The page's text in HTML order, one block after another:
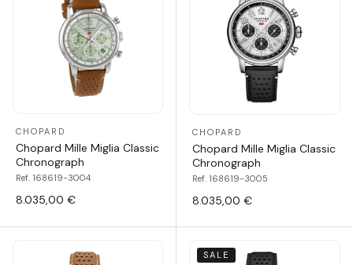
CHOPARD
Chopard Mille Miglia Classic
Chronograph
Ref. 168619-3004
8.035,00 €
CHOPARD
Chopard Mille Miglia Classic
Chronograph
Ref. 168619-3005
8.035,00 €
SALE